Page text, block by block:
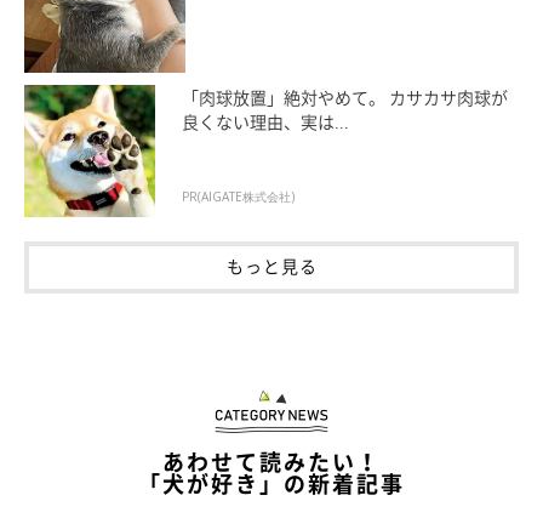
@wolfie.omamechan
全力でお迎えする姿を紹介しています。愛情が爆発して飼い主さ
んに飛びつく姿がとっても可愛いので、こちらも注目ですよ！
「肉球放置」絶対やめて。 カサカサ肉球が
良くない理由、実は...
PR(AIGATE株式会社)
もっと見る
あわせて読みたい！
「犬が好き」の新着記事